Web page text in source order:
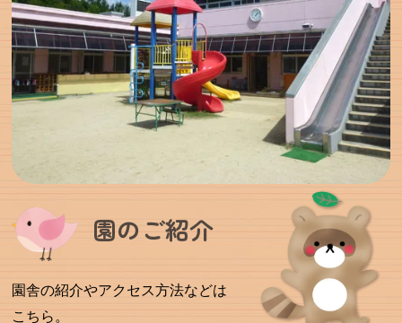
園のご紹介
園舎の紹介やアクセス方法などは
こちら。